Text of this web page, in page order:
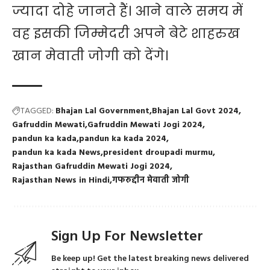
ज्यादा दोहे जानते हैं। आने वाले समय में
वह इसकी जिम्मेदरी अपने बेटे शाहरुख
खान मेवाती जोगी को देंगे।
TAGGED: Bhajan Lal Government Bhajan Lal Govt 2024
Gafruddin Mewati Gafruddin Mewati Jogi 2024
pandun ka kada pandun ka kada 2024
pandun ka kada News president droupadi murmu
Rajasthan Gafruddin Mewati Jogi 2024
Rajasthan News in Hindiगफरुद्दीन मेवाती जोगी
Sign Up For Newsletter
Be keep up! Get the latest breaking news delivered